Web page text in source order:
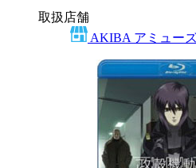
取扱店舗
AKIBA アミュー